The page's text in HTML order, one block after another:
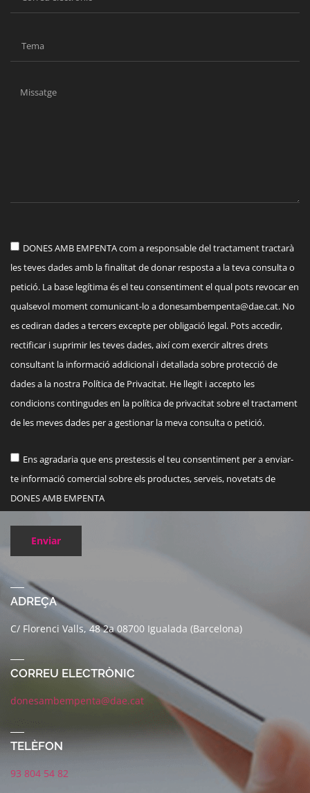
DONES AMB EMPENTA com a responsable del tractament tractarà
les teves dades amb la finalitat de donar resposta a la teva consulta o
petició. La base legítima és el teu consentiment el qual pots revocar en
qualsevol moment comunicant-lo adonesambempenta@dae.cat. No
es cediran dades a tercers excepte per obligació legal. Pots accedir,
rectificar i suprimir les teves dades, així com exercir altres drets
consultant la informació addicional i detallada sobre protecció de
dades a la nostra Política de Privacitat. He llegit i accepto les
condicions contingudes en la política de privacitat sobre el tractament
de les meves dades per a gestionar la meva consulta o petició.
Ens agradaria que ens prestessis el teu consentiment per a enviar-
te informació comercial sobre els productes, serveis, novetats de
DONES AMB EMPENTA
Enviar
ADREÇA
C/ Florenci Valls, 48 2a 08700 Igualada (Barcelona)
CORREU ELECTRÒNIC
donesambempenta@dae.cat
TELÈFON
93 804 54 82